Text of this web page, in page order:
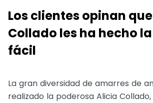
Los clientes opinan
Collado les ha hecho
fácil
La gran diversidad de amarres de
realizado la poderosa Alicia